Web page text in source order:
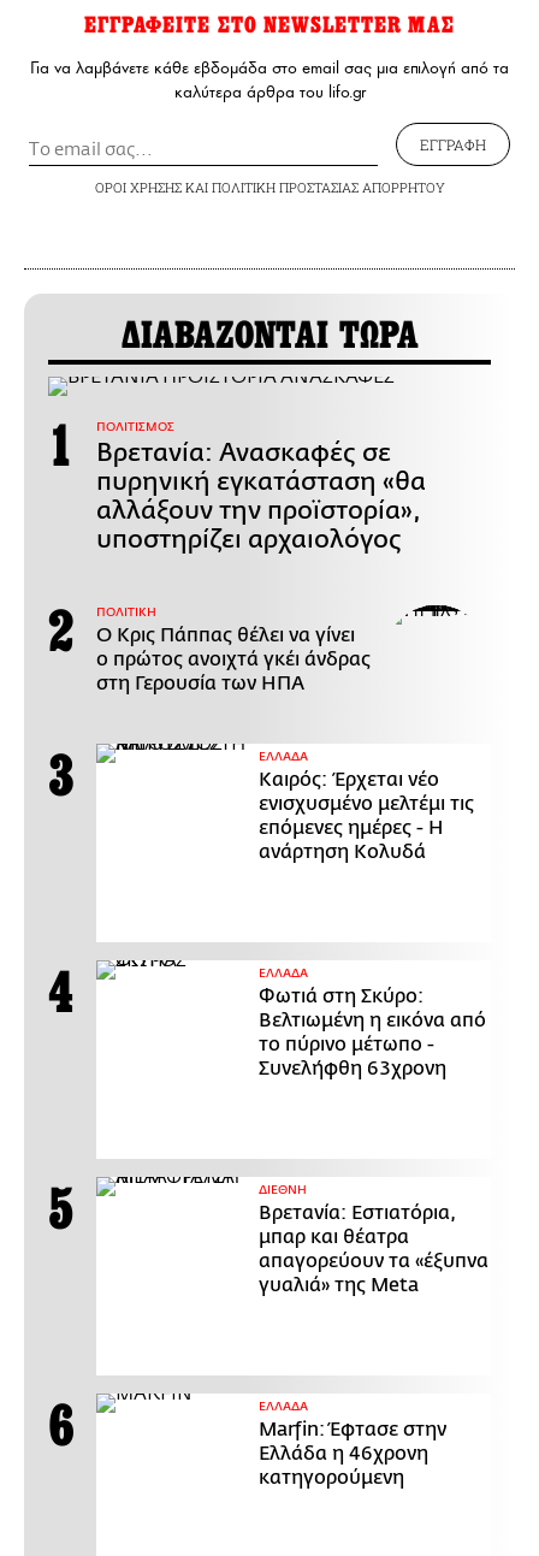
ΕΓΓΡΑΦΕΙΤΕ ΣΤΟ NEWSLETTER ΜΑΣ
Για να λαμβάνετε κάθε εβδομάδα στο email σας μια επιλογή από τα
καλύτερα άρθρα του lifo.gr
ΕΓΓΡΑΦΗ
ΟΡΟΙ ΧΡΗΣΗΣΚΑΙ ΠΟΛΙΤΙΚΗ ΠΡΟΣΤΑΣΙΑΣ ΑΠΟΡΡΗΤΟΥ
ΔΙΑΒΑΖΟΝΤΑΙ ΤΩΡΑ
ΠΟΛΙΤΙΣΜΟΣ
Βρετανία: Ανασκαφές σε
πυρηνική εγκατάσταση «θα
αλλάξουν την προϊστορία»,
υποστηρίζει αρχαιολόγος
ΠΟΛΙΤΙΚΗ
Ο Κρις Πάππας θέλει να γίνει
ο πρώτος ανοιχτά γκέι άνδρας
στη Γερουσία των ΗΠΑ
ΕΛΛΑΔΑ
Καιρός: Έρχεται νέο
ενισχυσμένο μελτέμι τις
επόμενες ημέρες - Η
ανάρτηση Κολυδά
ΕΛΛΑΔΑ
Φωτιά στη Σκύρο:
Βελτιωμένη η εικόνα από
το πύρινο μέτωπο -
Συνελήφθη 63χρονη
ΔΙΕΘΝΗ
Βρετανία: Εστιατόρια,
μπαρ και θέατρα
απαγορεύουν τα «έξυπνα
γυαλιά» της Meta
ΕΛΛΑΔΑ
Marfin: Έφτασε στην
Ελλάδα η 46χρονη
κατηγορούμενη